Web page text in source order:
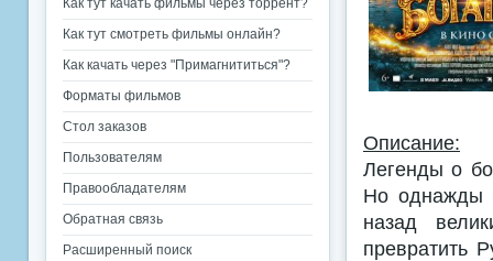
Описание:
Легенды о
Но однажды
назад
превратить
Как тут качать фильмы через торрент?
Как тут смотреть фильмы онлайн?
Как качать через "Примагнититься"?
Форматы фильмов
Стол заказов
Пользователям
Правообладателям
Обратная связь
Расширенный поиск